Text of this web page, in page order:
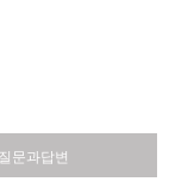
질문과답변